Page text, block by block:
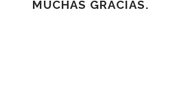
MUCHAS GRACIAS.